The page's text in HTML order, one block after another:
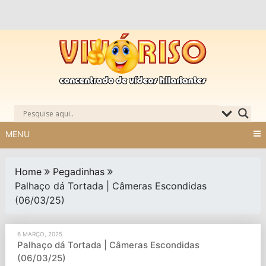
MENU
Home
Pegadinhas
Palhaço dá Tortada | Câmeras Escondidas
(06/03/25)
6 MARÇO, 2025
Palhaço dá Tortada | Câmeras Escondidas
(06/03/25)